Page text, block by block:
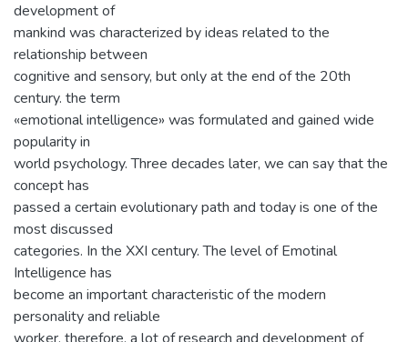
development of
mankind was characterized by ideas related to the
relationship between
cognitive and sensory, but only at the end of the 20th
century. the term
«emotional intelligence» was formulated and gained wide
popularity in
world psychology. Three decades later, we can say that the
concept has
passed a certain evolutionary path and today is one of the
most discussed
categories. In the XXI century. The level of Emotinal
Intelligence has
become an important characteristic of the modern
personality and reliable